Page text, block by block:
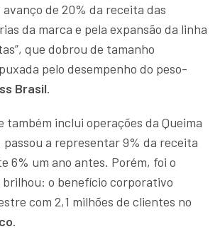
de 20% da receita das
da marca e pela expansão da linha
que dobrou de tamanho
pelo desempenho do peso-
Brasil.
também inclui operações da Queima
passou a representar 9% da receita
6% um ano antes. Porém, foi o
brilhou: o benefício corporativo
com 2,1 milhões de clientes no
.